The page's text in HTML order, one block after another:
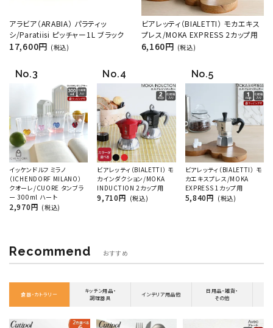
アラビア（ARABIA） パラティッ
シ/Paratiisi ピッチャー1L ブラック
17,600円 (税込)
ビアレッティ（BIALETTI） モカエキス
プレス/MOKA EXPRESS 2カップ用
6,160円 (税込)
イッケンドルフ ミラノ
（ICHENDORF MILANO）
クオーレ/CUORE タンブラ
ー 300ml ハート
2,970円 (税込)
ビアレッティ（BIALETTI） モ
カインダクション/MOKA
INDUCTION 2カップ用
9,710円 (税込)
ビアレッティ（BIALETTI） モ
カエキスプレス/MOKA
EXPRESS 1カップ用
5,840円 (税込)
Recommend おすすめ
食器・カトラリー
キッチン用品・
調理器具
インテリア用品他
日用品・雑貨・
その他